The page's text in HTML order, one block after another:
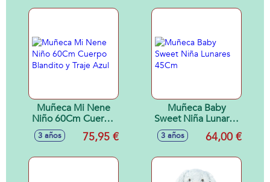
Muñeca Mi Nene
Niño 60Cm Cuerpo
Blandito y Traje
Azul
3 años 75,95 €
Muñeca Baby
Sweet Niña Lunares
45Cm
3 años 64,00 €